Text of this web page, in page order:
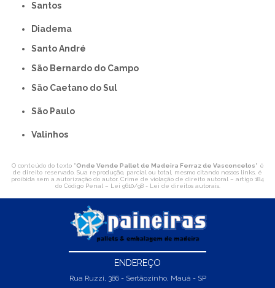
Santos
Diadema
Santo André
São Bernardo do Campo
São Caetano do Sul
São Paulo
Valinhos
O conteúdo do texto "Onde Vende Pallet de Madeira Ferraz de Vasconcelos" é
de direito reservado. Sua reprodução, parcial ou total, mesmo citando nossos links, é
proibida sem a autorização do autor. Crime de violação de direito autoral – artigo 184
do Código Penal – Lei 9610/98 - Lei de direitos autorais.
ENDEREÇO
Rua Ruzzi, 386 - Sertãozinho, Mauá - SP